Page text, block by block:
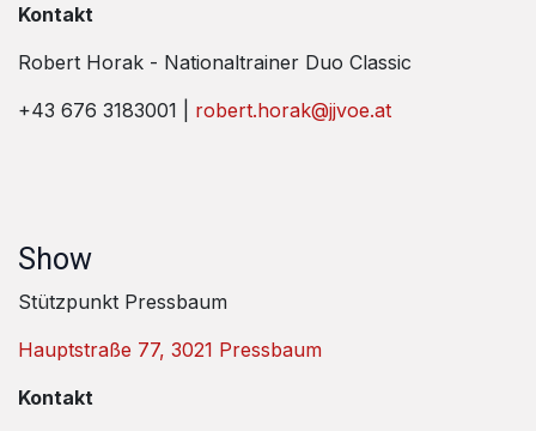
Kontakt
Robert Horak - Nationaltrainer Duo Classic
+43 676 3183001 | robert.horak@jjvoe.at
Show
Stützpunkt Pressbaum
Hauptstraße 77, 3021 Pressbaum
Kontakt